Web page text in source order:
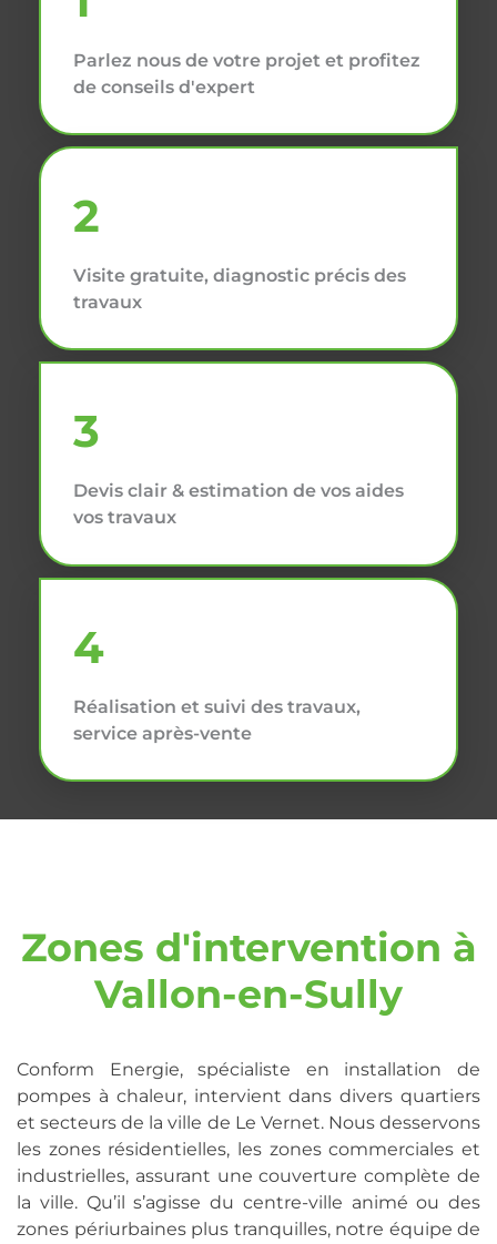
Parlez nous de votre projet et profitez
de conseils d'expert
2
Visite gratuite, diagnostic précis des
travaux
3
Devis clair & estimation de vos aides
vos travaux
4
Réalisation et suivi des travaux,
service après-vente
Zones d'intervention à
Vallon-en-Sully
Conform Energie, spécialiste en installation de
pompes à chaleur, intervient dans divers quartiers
et secteurs de la ville de Le Vernet. Nous desservons
les zones résidentielles, les zones commerciales et
industrielles, assurant une couverture complète de
la ville. Qu’il s’agisse du centre-ville animé ou des
zones périurbaines plus tranquilles, notre équipe de